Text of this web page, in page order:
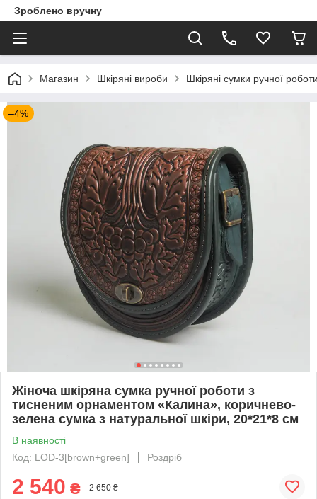
Зроблено вручну
Магазин Шкіряні вироби Шкіряні сумки ручної
–4%
Жіноча шкіряна сумка ручної роботи з
тисненим орнаментом «Калина», коричнево-
зелена сумка з натуральної шкіри, 20*21*8 см
В наявності
Код: LOD-3[brown+green]
Роздріб
2 540 ₴ 2 650 ₴